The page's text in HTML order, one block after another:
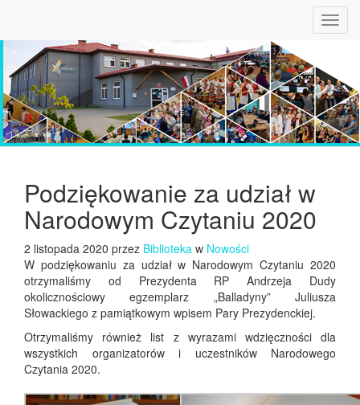
Podziękowanie za udział w
Narodowym Czytaniu 2020
2 listopada 2020 przez Biblioteka w Nowości
W podziękowaniu za udział w Narodowym Czytaniu 2020
otrzymaliśmy od Prezydenta RP Andrzeja Dudy
okolicznościowy egzemplarz „Balladyny” Juliusza
Słowackiego z pamiątkowym wpisem Pary Prezydenckiej.
Otrzymaliśmy również list z wyrazami wdzięczności dla
wszystkich organizatorów i uczestników Narodowego
Czytania 2020.